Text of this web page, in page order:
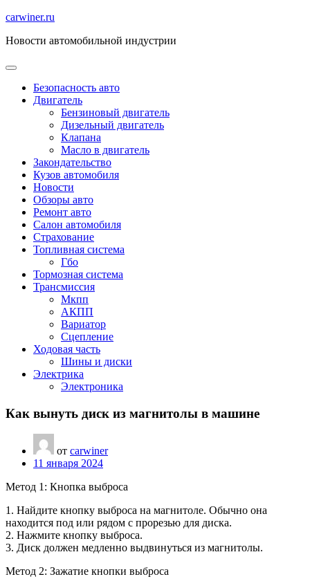
Перейти
содержимому
carwiner.ru
Новости автомобильной индустрии
Безопасность авто
Двигатель
Бензиновый двигатель
Дизельный двигатель
Клапана
Масло в двигатель
Закондательство
Кузов автомобиля
Новости
Обзоры авто
Ремонт авто
Салон автомобиля
Страхование
Топливная система
Гбо
Тормозная система
Трансмиссия
Мкпп
АКПП
Вариатор
Сцепление
Ходовая часть
Шины и диски
Электрика
Электроника
Как вынуть диск из магнитолы в машине
от carwiner
11 января 2024
Метод 1: Кнопка выброса
1. Найдите кнопку выброса на магнитоле. Обычно она
находится под или рядом с прорезью для диска.
2. Нажмите кнопку выброса.
3. Диск должен медленно выдвинуться из магнитолы.
Метод 2: Зажатие кнопки выброса